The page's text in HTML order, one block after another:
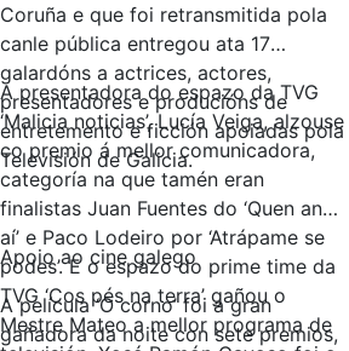
Coruña e que foi retransmitida pola
canle pública entregou ata 17
galardóns a actrices, actores,
presentadores e producións de
entretemento e ficción apoiadas pola
Televisión de Galicia.
A presentadora do espazo da TVG
‘Malicia noticias’, Lucía Veiga, alzouse
co premio á mellor comunicadora,
categoría na que tamén eran
finalistas Juan Fuentes do ‘Quen anda
aí’ e Paco Lodeiro por ‘Atrápame se
podes’. E o espazo do prime time da
TVG ‘Cos pés na terra’ gañou o
Mestre Mateo a mellor programa de
Apoio ao cine galego
A película ‘O corno’ foi a gran
gañadora da noite con sete premios,